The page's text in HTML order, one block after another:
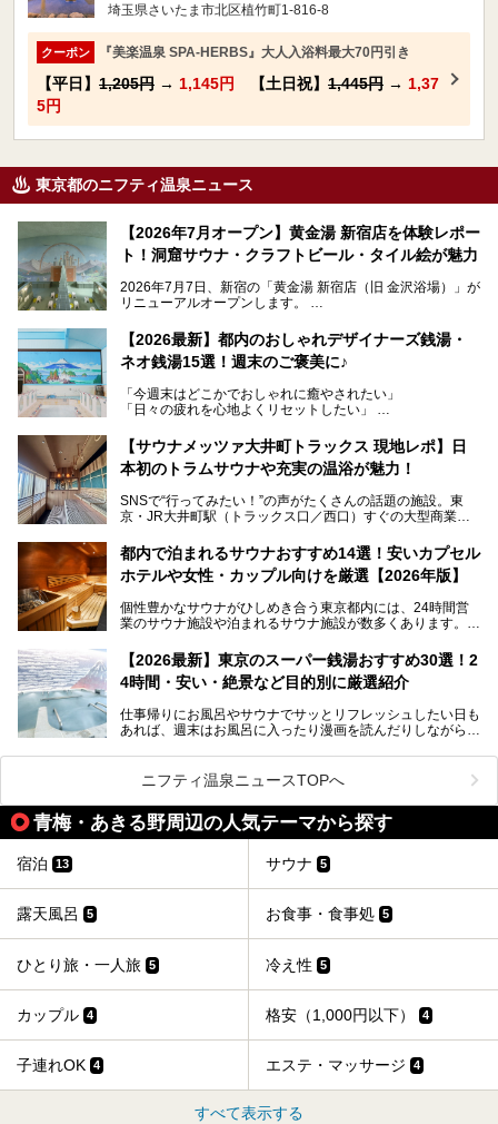
埼玉県さいたま市北区植竹町1-816-8
クーポン 『美楽温泉 SPA-HERBS』大人入浴料最大70円引き
【平日】 1,205円 → 1,145円 【土日祝】 1,445円 → 1,37
5円
東京都のニフティ温泉ニュース
【2026年7月オープン】黄金湯 新宿店を体験レポー
ト！洞窟サウナ・クラフトビール・タイル絵が魅力
2026年7月7日、新宿の「黄金湯 新宿店（旧 金沢浴場）」が
リニューアルオープンします。
レトロでノスタルジックなタイル絵はそのまま、昔からここ
を知る地元の人にも、新しく足を運んでくれる人にも愛され
る、今の時代の"銭湯"として生まれ変わりました。洞窟のよ
ビアバーなど、新しく登場したスポットも併せて紹介しま
す。充実した設備があるのに、基本の入浴料が銭湯価格の5
【2026最新】都内のおしゃれデザイナーズ銭湯・
ネオ銭湯15選！週末のご褒美に♪
「今週末はどこかでおしゃれに癒やされたい」
「日々の疲れを心地よくリセットしたい」
となっている新しいスタイルの銭湯です。
最近、SNSやメディアで「デザイナーズ銭湯」や「ネオ銭
本記事では、そもそもこれらがどんな銭湯なのか、その気に
いおしゃれな名店15選を、おすすめの順番で一挙にご紹介
します。
【サウナメッツァ大井町トラックス 現地レポ】日
本初のトラムサウナや充実の温浴が魅力！
SNSで“行ってみたい！”の声がたくさんの話題の施設。東
京・JR大井町駅（トラックス口／西口）すぐの大型商業施
ツァ大井町トラックス」がニューオープン。施設の様子をレ
ポ―トします。
都内で泊まれるサウナおすすめ14選！安いカプセル
ホテルや女性・カップル向けを厳選【2026年版】
個性豊かなサウナがひしめき合う東京都内には、24時間営
業のサウナ施設や泊まれるサウナ施設が数多くあります。
を旅の目的とする「サ旅」や自分へのご褒美のための宿泊な
ど、自分の好きなタイミングで好きなだけサ活ができるのが
魅力です。
最近では、男性専用施設だけでなく、カップルや女性に嬉し
い個室サウナも増えてきました。
ら、特におすすめしたい施設14選をご紹介します。
してみてください。
【2026最新】東京のスーパー銭湯おすすめ30選！2
4時間・安い・絶景など目的別に厳選紹介
仕事帰りにお風呂やサウナでサッとリフレッシュしたい日も
あれば、週末はお風呂に入ったり漫画を読んだりしながら一
また、終電を逃してしまい、「このまま朝までゆっくりでき
る場所があれば」と探した経験がある人も多いのではないで
しょうか。
そこで本記事では、東京でおすすめのスーパー銭湯を、目的
別に厳選した30施設からご紹介します。
24時間営業で宿泊できる施設や、1,000円以下で楽しめる安
い施設、デートや休日レジャーにもぴったりなエンタメ要素
ニフティ温泉ニュースTOPへ
青梅・あきる野周辺の人気テーマから探す
宿泊 13 サウナ 5
露天風呂 5 お食事・食事処 5
ひとり旅・一人旅 5 冷え性 5
カップル 4 格安（1,000円以下） 4
子連れOK 4 エステ・マッサージ 4
すべて表示する